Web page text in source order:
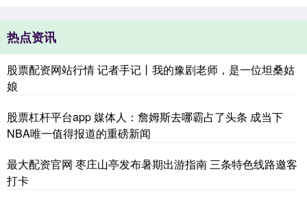
热点资讯
股票配资网站行情 记者手记丨我的豫剧老师，是一位坦桑姑
娘
股票杠杆平台app 媒体人：詹姆斯去哪霸占了头条 成当下
NBA唯一值得报道的重磅新闻
最大配资官网 枣庄山亭发布暑期出游指南 三条特色线路邀客
打卡